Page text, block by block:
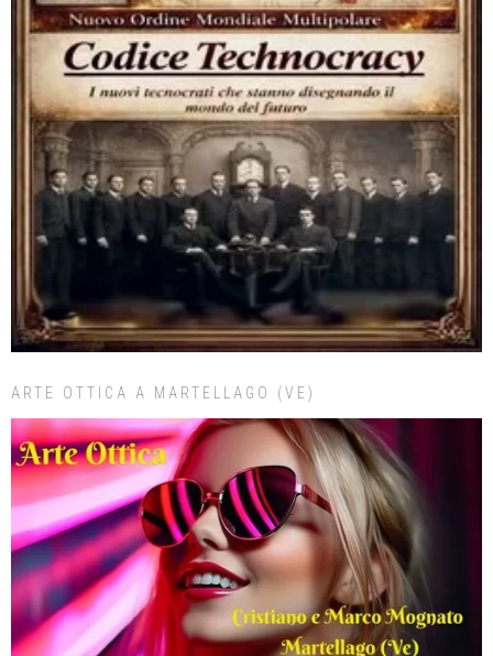
ARTE OTTICA A MARTELLAGO (VE)